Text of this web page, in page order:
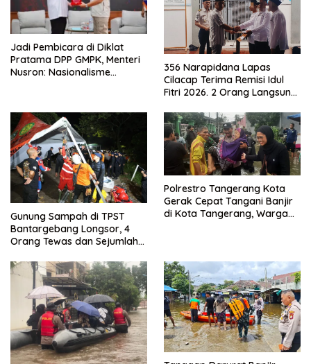
Jadi Pembicara di Diklat
Pratama DPP GMPK, Menteri
Nusron: Nasionalisme
356 Narapidana Lapas
Cilacap Terima Remisi Idul
Fitri 2026. 2 Orang Langsung
Gunung Sampah di TPST
Bantargebang Longsor, 4
Orang Tewas dan Sejumlah
Polrestro Tangerang Kota
Gerak Cepat Tangani Banjir
di Kota Tangerang, Warga